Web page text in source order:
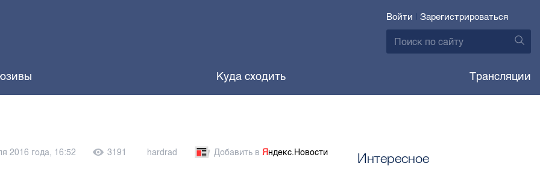
Войти | Зарегистрироваться
Куда сходить Трансляции
2016 года, 16:52 3191 hardrad Добавить в Яндекс.Новости Интересное